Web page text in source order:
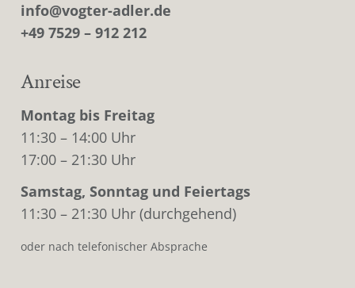
info@vogter-adler.de
+49 7529 – 912 212
Anreise
Montag bis Freitag
11:30 – 14:00 Uhr
17:00 – 21:30 Uhr
Samstag, Sonntag und Feiertags
11:30 – 21:30 Uhr (durchgehend)
oder nach telefonischer Absprache